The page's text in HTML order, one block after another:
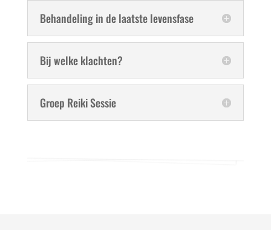
Behandeling in de laatste levensfase
Bij welke klachten?
Groep Reiki Sessie